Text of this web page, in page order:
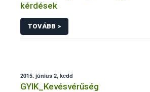
kérdések
TOVÁBB >
2015. június 2, kedd
GYIK_Kevésvérűség